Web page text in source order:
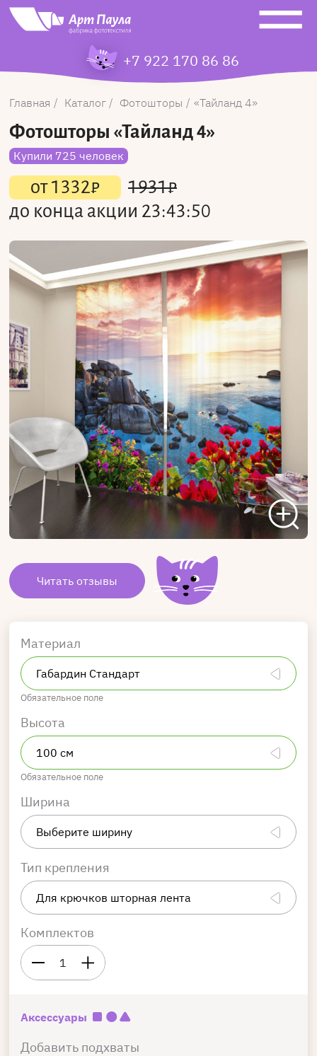
+7 922 170 86 86
Главная Каталог Фотошторы Тайланд 4
Фотошторы «Тайланд 4»
Купили 725 человек
от1332₽ 1931₽
до конца акции 23:43:50
Читать отзывы
Материал
Обязательное поле
Высота
Обязательное поле
Ширина
Тип крепления
Комплектов
1
Аксессуары
Добавить подхваты